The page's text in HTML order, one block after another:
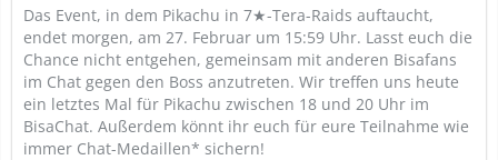
Das Event, in dem Pikachu in 7★-Tera-Raids auftaucht,
endet morgen, am 27. Februar um 15:59 Uhr. Lasst euch die
Chance nicht entgehen, gemeinsam mit anderen Bisafans
im Chat gegen den Boss anzutreten. Wir treffen uns heute
ein letztes Mal für Pikachu zwischen 18 und 20 Uhr im
BisaChat. Außerdem könnt ihr euch für eure Teilnahme wie
immer Chat-Medaillen* sichern!